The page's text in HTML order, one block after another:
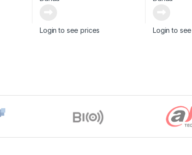
Login to see prices Login to